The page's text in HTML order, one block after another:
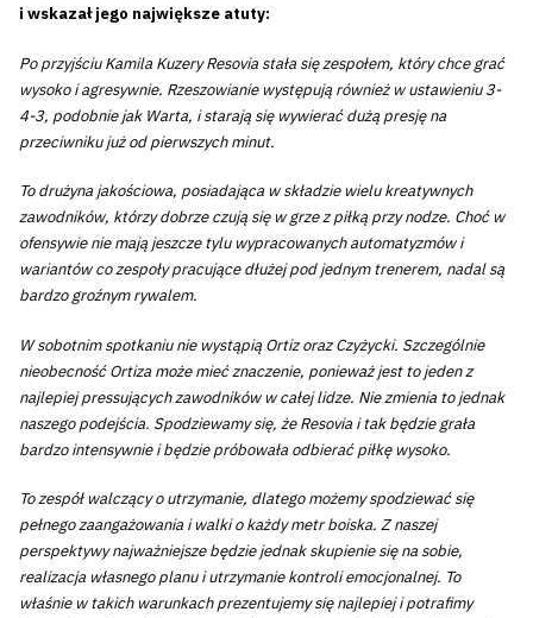
i wskazał jego największe atuty:
Po przyjściu Kamila Kuzery Resovia stała się zespołem, który chce grać
wysoko i agresywnie. Rzeszowianie występują również w ustawieniu 3-
4-3, podobnie jak Warta, i starają się wywierać dużą presję na
przeciwniku już od pierwszych minut.
To drużyna jakościowa, posiadająca w składzie wielu kreatywnych
zawodników, którzy dobrze czują się w grze z piłką przy nodze. Choć w
ofensywie nie mają jeszcze tylu wypracowanych automatyzmów i
wariantów co zespoły pracujące dłużej pod jednym trenerem, nadal są
bardzo groźnym rywalem.
W sobotnim spotkaniu nie wystąpią Ortiz oraz Czyżycki. Szczególnie
nieobecność Ortiza może mieć znaczenie, ponieważ jest to jeden z
najlepiej pressujących zawodników w całej lidze. Nie zmienia to jednak
naszego podejścia. Spodziewamy się, że Resovia i tak będzie grała
bardzo intensywnie i będzie próbowała odbierać piłkę wysoko.
To zespół walczący o utrzymanie, dlatego możemy spodziewać się
pełnego zaangażowania i walki o każdy metr boiska. Z naszej
perspektywy najważniejsze będzie jednak skupienie się na sobie,
realizacja własnego planu i utrzymanie kontroli emocjonalnej. To
właśnie w takich warunkach prezentujemy się najlepiej i potrafimy